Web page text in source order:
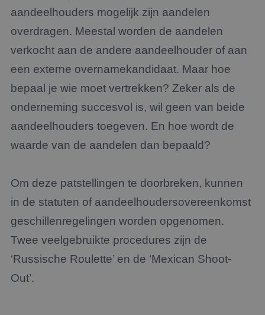
aandeelhouders mogelijk zijn aandelen
overdragen. Meestal worden de aandelen
verkocht aan de andere aandeelhouder of aan
een externe overnamekandidaat. Maar hoe
bepaal je wie moet vertrekken? Zeker als de
onderneming succesvol is, wil geen van beide
aandeelhouders toegeven. En hoe wordt de
waarde van de aandelen dan bepaald?
Om deze patstellingen te doorbreken, kunnen
in de statuten of aandeelhoudersovereenkomst
geschillenregelingen worden opgenomen.
Twee veelgebruikte procedures zijn de
‘Russische Roulette’ en de ‘Mexican Shoot-
Out’.